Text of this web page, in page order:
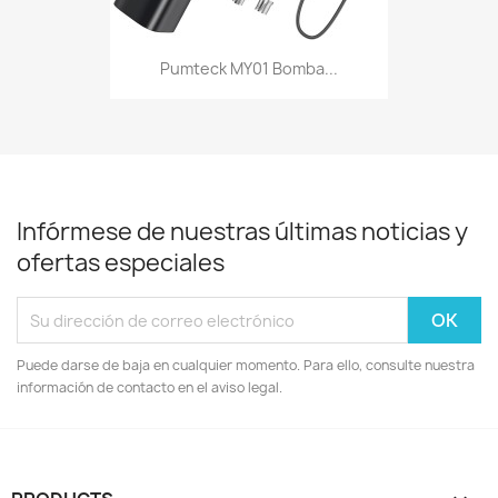
Pumteck MY01 Bomba...
Infórmese de nuestras últimas noticias y
ofertas especiales
Puede darse de baja en cualquier momento. Para ello, consulte nuestra
información de contacto en el aviso legal.